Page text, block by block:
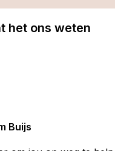
het ons weten
Buijs